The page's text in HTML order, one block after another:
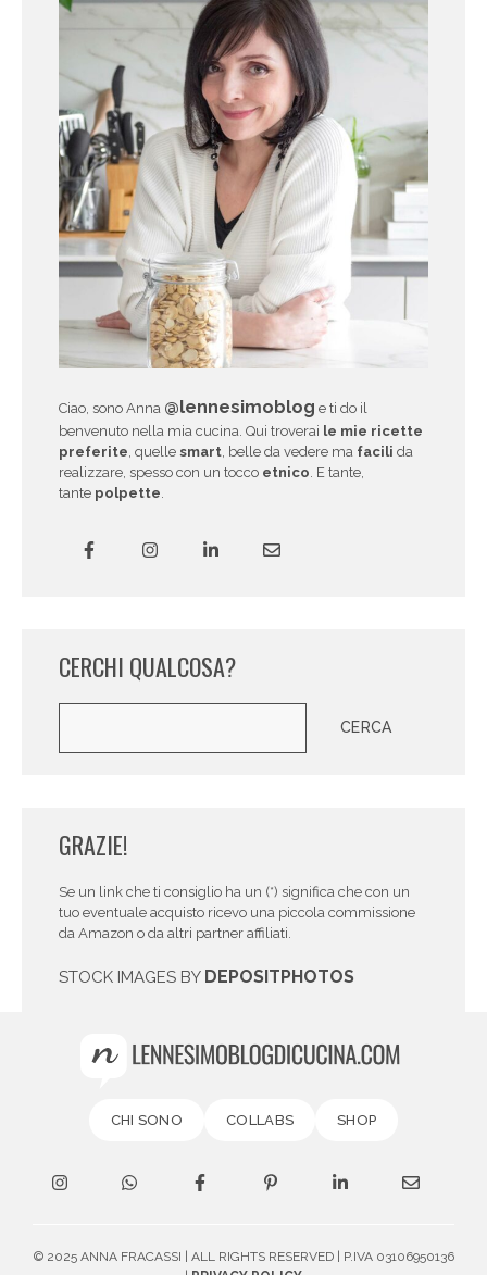
Ciao, sono Anna @lennesimoblog e ti do il
benvenuto nella mia cucina. Qui troverai le mie ricette
preferite, quelle smart, belle da vedere ma facili da
realizzare, spesso con un tocco etnico. E tante,
tante polpette.
CERCHI QUALCOSA?
CERCA
GRAZIE!
Se un link che ti consiglio ha un (*) significa che con un
tuo eventuale acquisto ricevo una piccola commissione
da Amazon o da altri partner affiliati.
STOCK IMAGES BY DEPOSITPHOTOS
CHI SONO COLLABS SHOP
© 2025 ANNA FRACASSI | ALL RIGHTS RESERVED | P.IVA 03106950136